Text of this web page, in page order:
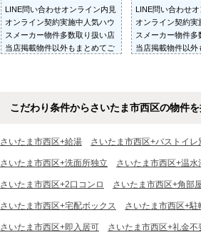
LINE問い合わせオンライン内見
オンライン契約実施中人気ハウ
スメーカー物件多数取り扱い店
当店掲載物件以外もまとめてご
LINE問い合わせ
オンライン契約実
スメーカー物件多
当店掲載物件以外
こだわり条件からさいたま市西区の物件
さいたま市西区+給湯 さいたま市西区+バストイレ
さいたま市西区+洗面所独立 さいたま市西区+温水
さいたま市西区+2口コンロ さいたま市西区+角部
さいたま市西区+宅配ボックス さいたま市西区+駐
さいたま市西区+即入居可 さいたま市西区+礼金不